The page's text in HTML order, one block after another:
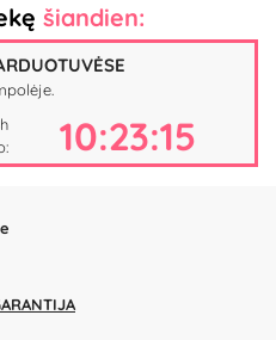
šiandien:
10:23:15